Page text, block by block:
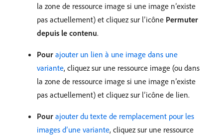
la zone de ressource image si une image n’existe
pas actuellement) et cliquez sur l’icône Permuter
depuis le contenu.
Pour ajouter un lien à une image dans une
variante, cliquez sur une ressource image (ou dans
la zone de ressource image si une image n’existe
pas actuellement) et cliquez sur l’icône de lien.
Pour ajouter du texte de remplacement pour les
images d’une variante, cliquez sur une ressource